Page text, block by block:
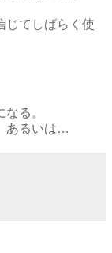
じてしばらく使
る。
あるいは…